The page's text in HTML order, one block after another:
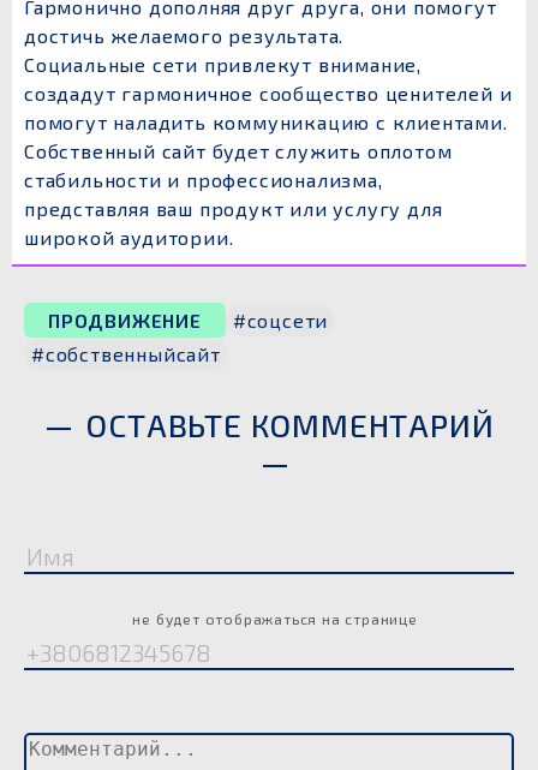
Гармонично дополняя друг друга, они помогут
достичь желаемого результата.
Социальные сети привлекут внимание,
создадут гармоничное сообщество ценителей и
помогут наладить коммуникацию с клиентами.
Собственный сайт будет служить оплотом
стабильности и профессионализма,
представляя ваш продукт или услугу для
широкой аудитории.
ПРОДВИЖЕНИЕ
#соцсети
#собственныйсайт
ОСТАВЬТЕ КОММЕНТАРИЙ
не будет отображаться на странице